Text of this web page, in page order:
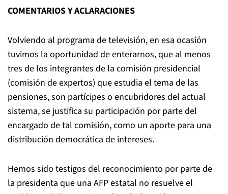
COMENTARIOS Y ACLARACIONES
Volviendo al programa de televisión, en esa ocasión
tuvimos la oportunidad de enterarnos, que al menos
tres de los integrantes de la comisión presidencial
(comisión de expertos) que estudia el tema de las
pensiones, son partícipes o encubridores del actual
sistema, se justifica su participación por parte del
encargado de tal comisión, como un aporte para una
distribución democrática de intereses.
Hemos sido testigos del reconocimiento por parte de
la presidenta que una AFP estatal no resuelve el